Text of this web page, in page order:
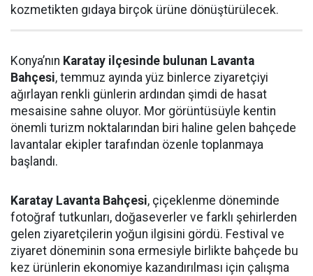
kozmetikten gıdaya birçok ürüne dönüştürülecek.
Konya’nın Karatay ilçesinde bulunan Lavanta
Bahçesi, temmuz ayında yüz binlerce ziyaretçiyi
ağırlayan renkli günlerin ardından şimdi de hasat
mesaisine sahne oluyor. Mor görüntüsüyle kentin
önemli turizm noktalarından biri haline gelen bahçede
lavantalar ekipler tarafından özenle toplanmaya
başlandı.
Karatay Lavanta Bahçesi, çiçeklenme döneminde
fotoğraf tutkunları, doğaseverler ve farklı şehirlerden
gelen ziyaretçilerin yoğun ilgisini gördü. Festival ve
ziyaret döneminin sona ermesiyle birlikte bahçede bu
kez ürünlerin ekonomiye kazandırılması için çalışma